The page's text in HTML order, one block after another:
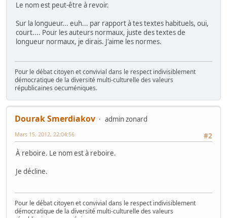
Le nom est peut-être à revoir.
Sur la longueur... euh... par rapport à tes textes habituels, oui,
court.... Pour les auteurs normaux, juste des textes de
longueur normaux, je dirais. J'aime les normes.
Pour le débat citoyen et convivial dans le respect indivisiblement
démocratique de la diversité multi-culturelle des valeurs
républicaines oecuméniques.
Dourak Smerdiakov
admin zonard
#2
Mars 15, 2012, 22:04:56
À reboire. Le nom est à reboire.
Je décline.
Pour le débat citoyen et convivial dans le respect indivisiblement
démocratique de la diversité multi-culturelle des valeurs